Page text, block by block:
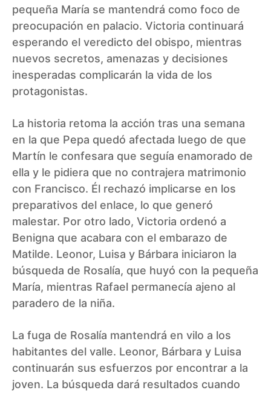
pequeña María se mantendrá como foco de
preocupación en palacio. Victoria continuará
esperando el veredicto del obispo, mientras
nuevos secretos, amenazas y decisiones
inesperadas complicarán la vida de los
protagonistas.
La historia retoma la acción tras una semana
en la que Pepa quedó afectada luego de que
Martín le confesara que seguía enamorado de
ella y le pidiera que no contrajera matrimonio
con Francisco. Él rechazó implicarse en los
preparativos del enlace, lo que generó
malestar. Por otro lado, Victoria ordenó a
Benigna que acabara con el embarazo de
Matilde. Leonor, Luisa y Bárbara iniciaron la
búsqueda de Rosalía, que huyó con la pequeña
María, mientras Rafael permanecía ajeno al
paradero de la niña.
La fuga de Rosalía mantendrá en vilo a los
habitantes del valle. Leonor, Bárbara y Luisa
continuarán sus esfuerzos por encontrar a la
joven. La búsqueda dará resultados cuando